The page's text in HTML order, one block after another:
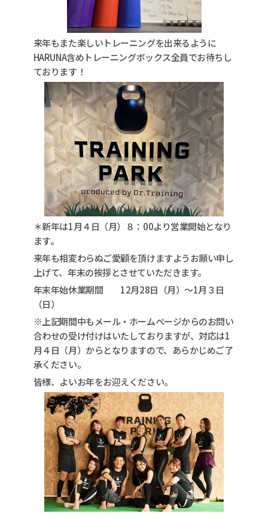
来年もまた楽しいトレーニングを出来るように
HARUNA含めトレーニングボックス全員でお待ちし
ております！
＊新年は1月４日（月）８：00より営業開始となり
ます。
来年も相変わらぬご愛顧を頂けますようお願い申し
上げて、年末の挨拶とさせていただきます。
年末年始休業期間 12月28日（月）～1月３日
（日）
※上記期間中もメール・ホームページからのお問い
合わせの受け付けはいたしておりますが、対応は1
月４日（月）からとなりますので、あらかじめご了
承ください。
皆様、よいお年をお迎えください。